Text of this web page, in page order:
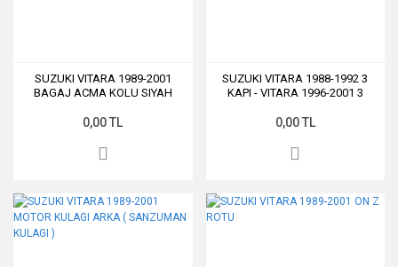
SUZUKI VITARA 1989-2001
BAGAJ ACMA KOLU SIYAH
0,00 TL
SUZUKI VITARA 1988-1992 3
KAPI - VITARA 1996-2001 3
0,00 TL